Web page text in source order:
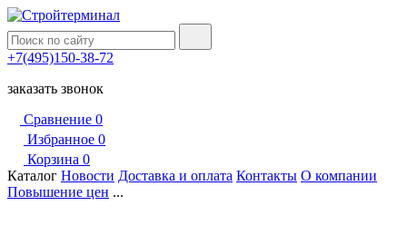
+7(495)150-38-72
заказать звонок
Сравнение 0
Избранное 0
Корзина 0
Каталог Новости Доставка и оплата Контакты О компании
Повышение цен ...